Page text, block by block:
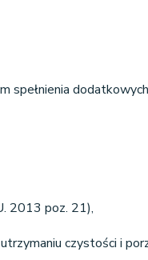
spełnienia
2013 poz. 21),
czystości i